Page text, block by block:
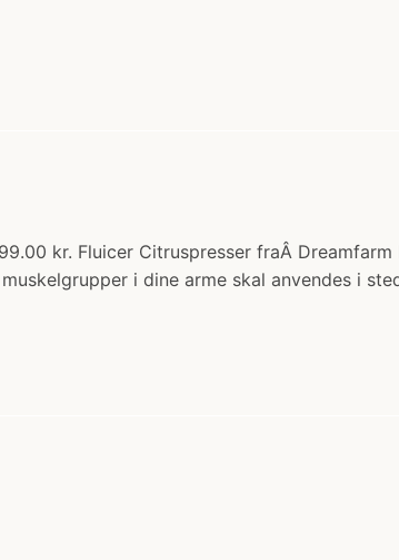
kr. Fluicer Citruspresser fraÂ
i dine arme skal anvendes i